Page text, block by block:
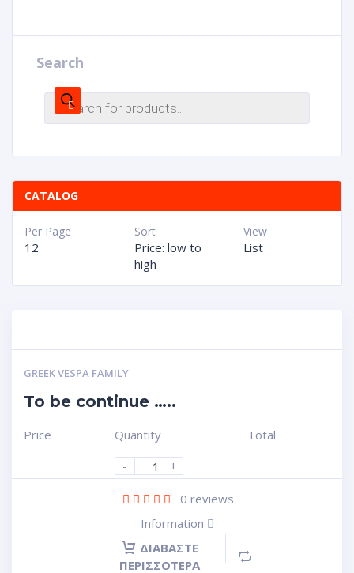
Search
CATALOG
View
List
Sort
Price: low to
high
Per Page
12
GREEK VESPA FAMILY
To be continue …..
Price
Quantity
-
+
Total
0 reviews
Information
ΔΙΑΒΆΣΤΕ
ΠΕΡΙΣΣΌΤΕΡΑ